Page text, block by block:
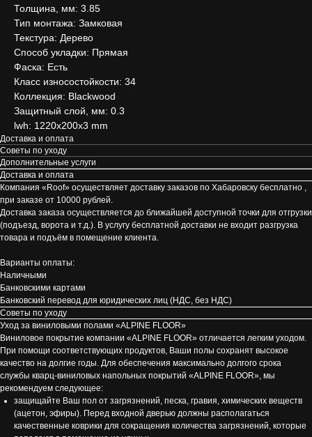
Толщина, мм: 3.85
Тип монтажа: Замковая
Текстура: Дерево
Способ укладки: Прямая
Фаска: Есть
Класс износостойкости: 34
Коллекция: Blackwood
Защитный слой, мм: 0.3
lwh: 1220x200x3 mm
Доставка и оплата
Советы по уходу
Дополнительные услуги
Доставка и оплата
Компания «Roof» осуществляет доставку заказов по Хабаровску бесплатно ,
при заказе от 10000 рублей.
Доставка заказа осуществляется до ближайшей доступной точки для отгрузки
(подъезд, ворота и т.д.). В услугу бесплатной доставки не входит разгрузка
товара и подъём в помещение клиента.
Варианты оплаты:
Наличными
Банковскими картами
Банковский перевод для юридических лиц (НДС, без НДС)
Советы по уходу
Уход за виниловыми полами «ALPINE FLOOR»
Виниловое покрытие компании «ALPINE FLOOR» отличается легким уходом.
При помощи соответствующих продуктов, Ваши полы сохранят высокое
качество на долгие годы. Для обеспечения максимально долгого срока
службы кварц-виниловых напольных покрытий «ALPINE FLOOR», мы
рекомендуем следующее:
защищайте Ваш пол от загрязнений, песка, гравия, химических веществ
(ацетон, эфиры). Перед входной дверью должны располагаться
качественные коврики для сокращения количества загрязнений, которые